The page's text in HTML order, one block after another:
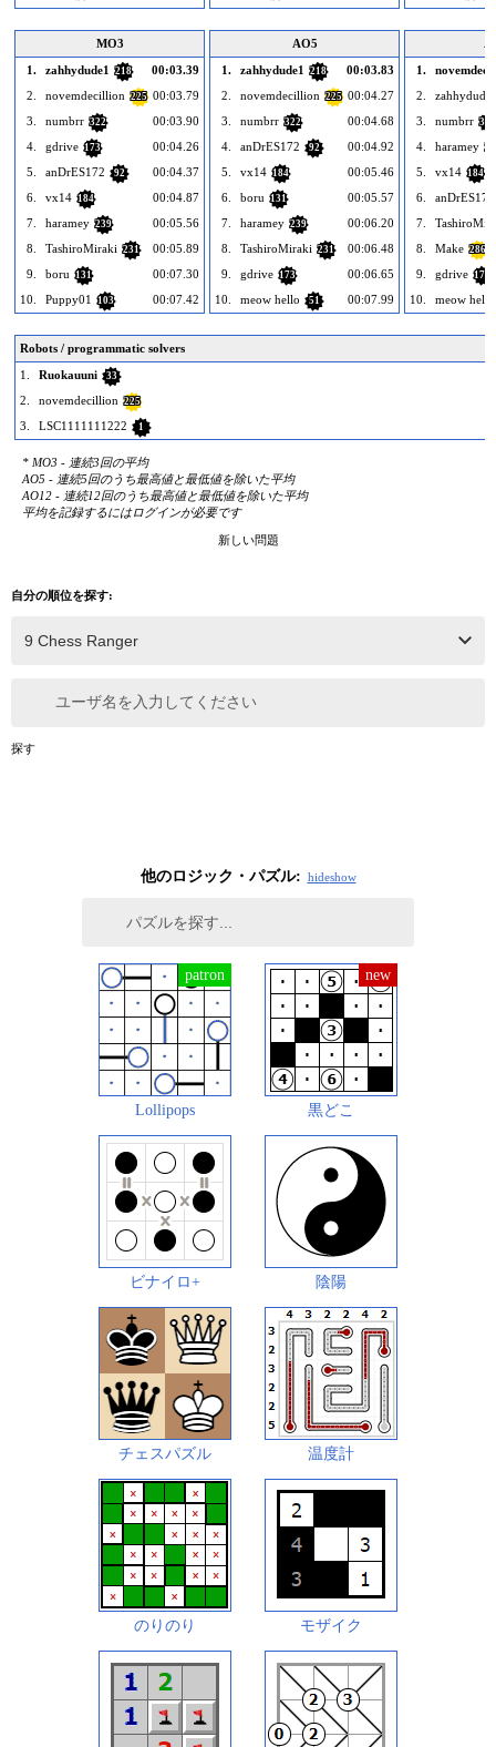
MO3
1.
zahhydude1 218
00:03.39
2.
novemdecillion 225 00:03.79
3.
numbrr 322
00:03.90
4.
gdrive 173
00:04.26
5.
anDrES172 92
00:04.37
6.
vx14 184
00:04.87
7.
haramey 239
00:05.56
8.
TashiroMiraki 231
00:05.89
9.
boru 131
00:07.30
10.
Puppy01 103 00:07.42
AO5
1.
zahhydude1 218
00:03.83
2.
novemdecillion 225 00:04.27
3.
numbrr 322
00:04.68
4.
anDrES172 92
00:04.92
5.
vx14 184
00:05.46
6.
boru 131
00:05.57
7.
haramey 239
00:06.20
8.
TashiroMiraki 231
00:06.48
9.
gdrive 173
00:06.65
10.
meow hello 51 00:07.99
1.
2.
3.
numbrr 322
4. haramey
5. vx14 184
6.
anDrES172
7.
8.
Make 286
9. gdrive 173
10. meow hello
Robots / programmatic solvers
1.
Ruokauuni 33
2. novemdecillion 225
3. LSC1111111222 1
* MO3 - 連続3回の平均
AO5 - 連続5回のうち最高値と最低値を除いた平均
AO12 - 連続12回のうち最高値と最低値を除いた平均
平均を記録するにはログインが必要です
新しい問題
自分の順位を探す:
ユーザ名を入力してください
探す
他のロジック・パズル: hideshow
Lollipops 黒どこ
ビナイロ+ 陰陽
チェスパズル 温度計
のりのり モザイク